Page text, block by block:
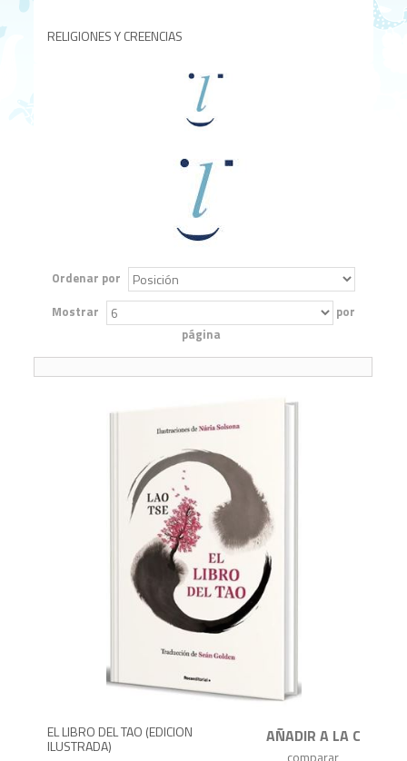
RELIGIONES Y CREENCIAS
Ordenar por
Mostrar
por
página
EL LIBRO DEL TAO (EDICION
ILUSTRADA)